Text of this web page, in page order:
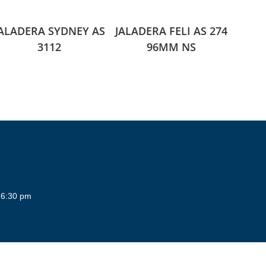
SYDNEY AS
3112
JALADERA FELI AS 274
96MM NS
pm